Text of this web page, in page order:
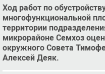
Ход работ по
многофункциональной
территории
микрорайоне Семхоз
окружного Совета
Алексей Деяк.